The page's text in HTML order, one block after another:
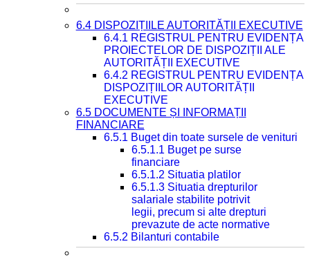
6.4 DISPOZIȚIILE AUTORITĂȚII EXECUTIVE
6.4.1 REGISTRUL PENTRU EVIDENȚA
PROIECTELOR DE DISPOZIȚII ALE
AUTORITĂȚII EXECUTIVE
6.4.2 REGISTRUL PENTRU EVIDENȚA
DISPOZIȚIILOR AUTORITĂȚII
EXECUTIVE
6.5 DOCUMENTE ȘI INFORMAȚII
FINANCIARE
6.5.1 Buget din toate sursele de venituri
6.5.1.1 Buget pe surse
financiare
6.5.1.2 Situatia platilor
6.5.1.3 Situatia drepturilor
salariale stabilite potrivit
legii, precum si alte drepturi
prevazute de acte normative
6.5.2 Bilanturi contabile